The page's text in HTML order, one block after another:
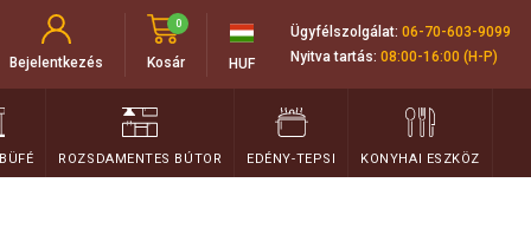
Bejelentkezés Kosár
0
HUF
Ügyfélszolgálat: 06-70-603-9099
Nyitva tartás: 08:00-16:00 (H-P)
ROZSDAMENTES BÚTOR EDÉNY-TEPSI KONYHAI ESZKÖZ